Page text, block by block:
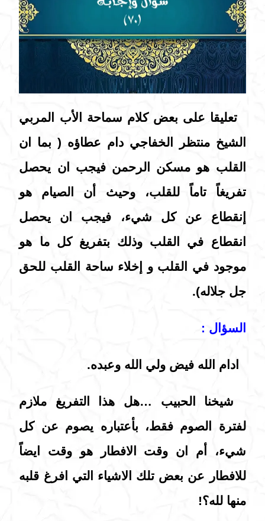
تعليقا على بعض كلام سماحة الأب المربي
الشيخ منتظر الخفاجي دام عطاؤه ( بما ان
القلب هو مسكن الرحمن فيجب ان يحصل
تفريغاً تاماً للقلب، وحيث أن الصيام هو
إنقطاع عن كل شيء، فيجب ان يحصل
انقطاع في القلب وذلك بتفريغ كل ما هو
موجود في القلب و إخلاء ساحة القلب للحق
جل جلاله).
السؤال :
ادام الله فيض ولي الله وعبده.
شيخنا الحبيب …هل هذا التفريغ ملازم
لفترة الصوم فقط، بأعتباره يصوم عن كل
شيء، أم ان وقت الافطار هو وقت ايضاً
للافطار عن بعض تلك الاشياء التي افرغ قلبه
منها لله؟!